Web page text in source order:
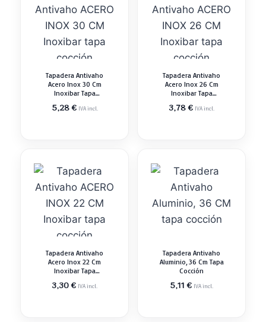
Tapadera Antivaho
Acero Inox 30 Cm
Inoxibar Tapa
5,28€ IVA incl.
Tapadera Antivaho
Acero Inox 26 Cm
Inoxibar Tapa
3,78€ IVA incl.
Tapadera Antivaho
Acero Inox 22 Cm
Inoxibar Tapa
3,30€ IVA incl.
Tapadera Antivaho
Aluminio, 36 Cm Tapa
Cocción
5,11€ IVA incl.